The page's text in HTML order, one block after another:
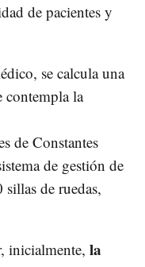
de pacientes y
se calcula una
contempla la
de Constantes
de gestión de
de ruedas,
inicialmente, la